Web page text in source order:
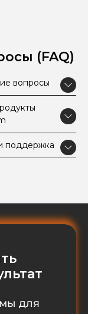
(FAQ)
вопросы
поддержка
для